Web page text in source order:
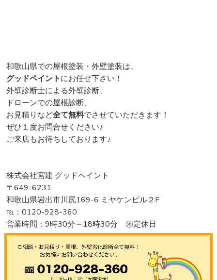
和歌山県での屋根塗装・外壁塗装は、
グッドペイントにお任せ下さい！
外壁診断士による外壁診断、
ドローンでの屋根診断、
お見積りなど全て無料でさせていただきます！
ぜひ１度お問合せください♪
ご来店もお待ちしております♪
株式会社宮建 グッドペイント
〒649-6231
和歌山県岩出市川尻169-6 ミヤケンビル２F
℡：0120-928-360
営業時間：9時30分～18時30分 ㊍定休日